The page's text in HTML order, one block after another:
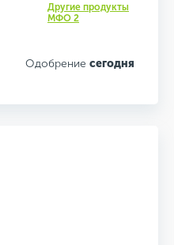
Другие продукты
МФО 2
Одобрение сегодня